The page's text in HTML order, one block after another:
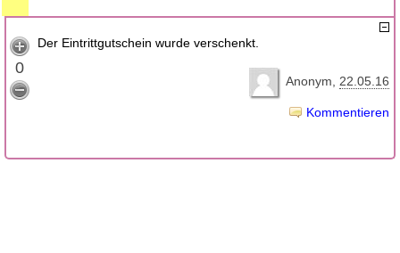
0
Der Eintrittgutschein wurde verschenkt.
Anonym 22.05.16
Kommentieren